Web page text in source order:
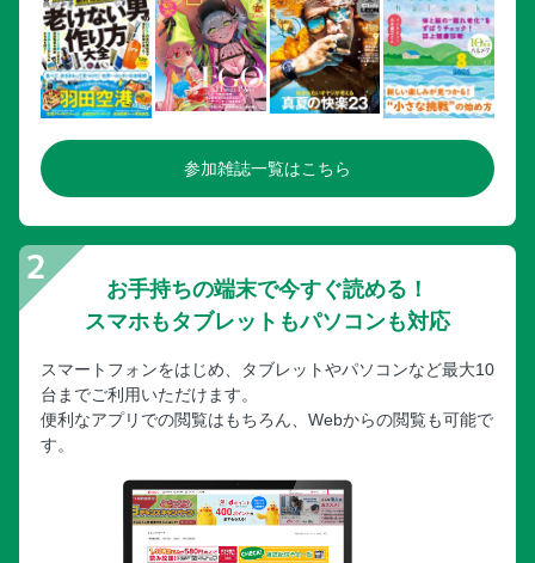
参加雑誌一覧はこちら
お手持ちの端末で今すぐ読める！
スマホもタブレットもパソコンも対応
スマートフォンをはじめ、タブレットやパソコンなど最大10
台までご利用いただけます。
便利なアプリでの閲覧はもちろん、Webからの閲覧も可能で
す。